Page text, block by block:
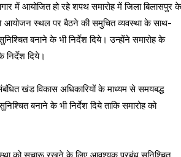
में आयोजित हो रहे शपथ समारोह में जिला बिलासपुर के
आयोजन स्थल पर बैठने की समुचित व्यवस्था के साथ-
बनाने के भी निर्देश दिये। उन्होंने समारोह के
निर्देश दिये।
खंड विकास अधिकारियों के माध्यम से समयबद्ध
बनाने के भी निर्देश दिये ताकि समारोह को